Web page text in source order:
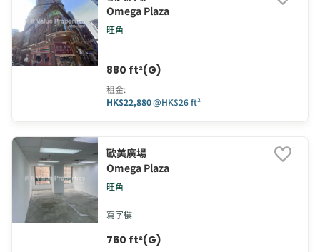
Omega Plaza
旺角
880 ft²(G)
租金:
HK$22,880@HK$26 ft²
歐美廣場
Omega Plaza
旺角
寫字樓
760 ft²(G)